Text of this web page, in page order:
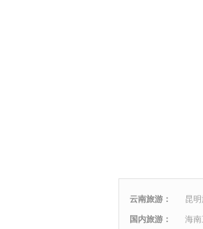
云南旅游： 昆
国内旅游： 海